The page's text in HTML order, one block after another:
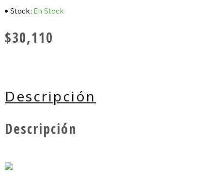
$30,110
Stock: En Stock
Descripción
Descripción